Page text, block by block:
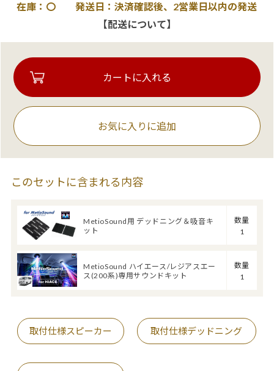
在庫：〇 発送日：決済確認後、2営業日以内の発送
【配送について】
お気に入りに追加
このセットに含まれる内容
MetioSound用 デッドニング＆吸音キ
ット
数量
1
MetioSound ハイエース/レジアスエー
ス(200系)専用サウンドキット
数量
1
取付仕様スピーカー 取付仕様デッドニング